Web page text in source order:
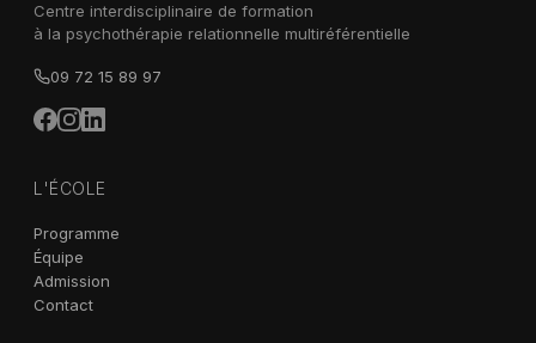
Centre interdisciplinaire de formation
à la psychothérapie relationnelle multiréférentielle
09 72 15 89 97
L'ÉCOLE
Programme
Équipe
Admission
Contact